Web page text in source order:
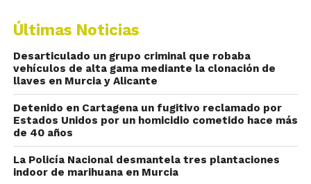
Últimas Noticias
Desarticulado un grupo criminal que robaba
vehículos de alta gama mediante la clonación de
llaves en Murcia y Alicante
Detenido en Cartagena un fugitivo reclamado por
Estados Unidos por un homicidio cometido hace más
de 40 años
La Policía Nacional desmantela tres plantaciones
indoor de marihuana en Murcia